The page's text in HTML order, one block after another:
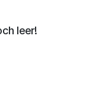
leer!